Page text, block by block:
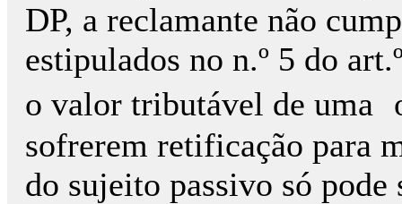
DP, a reclamante não
estipulados no n.º 5 do
o valor tributável de uma
sofrerem retificação para
do sujeito passivo só pode